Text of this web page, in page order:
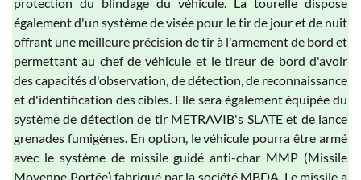
également d'un système de visée pour le tir de jour et de nuit
offrant une meilleure précision de tir à l'armement de bord et
permettant au chef de véhicule et le tireur de bord d'avoir
des capacités d'observation, de détection, de reconnaissance
et d'identification des cibles. Elle sera également équipée du
système de détection de tir METRAVIB's SLATE et de lance
grenades fumigènes. En option, le véhicule pourra être armé
avec le système de missile guidé anti-char MMP (Missile
Moyenne Portée) fabriqué par la société MBDA. Le missile a